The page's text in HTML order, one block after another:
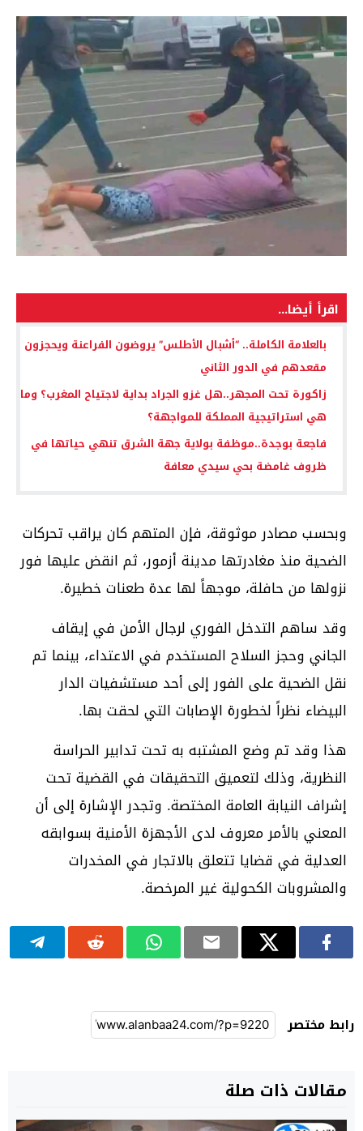
اقرأ أيضا...
بالعلامة الكاملة.. “أشبال الأطلس” يروضون الفراعنة ويحجزون
مقعدهم في الدور الثاني
زاكورة تحت المجهر..هل غزو الجراد بداية لاجتياح المغرب؟ وما
هي استراتيجية المملكة للمواجهة؟
فاجعة بوجدة..موظفة بولاية جهة الشرق تنهي حياتها في
ظروف غامضة بحي سيدي معافة
وبحسب مصادر موثوقة، فإن المتهم كان يراقب تحركات
الضحية منذ مغادرتها مدينة أزمور، ثم انقض عليها فور
نزولها من حافلة، موجهاً لها عدة طعنات خطيرة.
وقد ساهم التدخل الفوري لرجال الأمن في إيقاف
الجاني وحجز السلاح المستخدم في الاعتداء، بينما تم
نقل الضحية على الفور إلى أحد مستشفيات الدار
البيضاء نظراً لخطورة الإصابات التي لحقت بها.
هذا وقد تم وضع المشتبه به تحت تدابير الحراسة
النظرية، وذلك لتعميق التحقيقات في القضية تحت
إشراف النيابة العامة المختصة. وتجدر الإشارة إلى أن
المعني بالأمر معروف لدى الأجهزة الأمنية بسوابقه
العدلية في قضايا تتعلق بالاتجار في المخدرات
والمشروبات الكحولية غير المرخصة.
رابط مختصر
مقالات ذات صلة